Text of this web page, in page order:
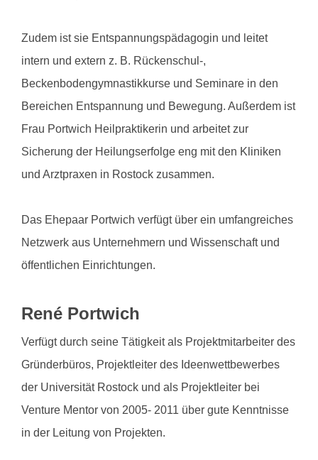
Zudem ist sie Entspannungspädagogin und leitet
intern und extern z. B. Rückenschul-,
Beckenbodengymnastikkurse und Seminare in den
Bereichen Entspannung und Bewegung. Außerdem ist
Frau Portwich Heilpraktikerin und arbeitet zur
Sicherung der Heilungserfolge eng mit den Kliniken
und Arztpraxen in Rostock zusammen.
Das Ehepaar Portwich verfügt über ein umfangreiches
Netzwerk aus Unternehmern und Wissenschaft und
öffentlichen Einrichtungen.
René Portwich
Verfügt durch seine Tätigkeit als Projektmitarbeiter des
Gründerbüros, Projektleiter des Ideenwettbewerbes
der Universität Rostock und als Projektleiter bei
Venture Mentor von 2005- 2011 über gute Kenntnisse
in der Leitung von Projekten.